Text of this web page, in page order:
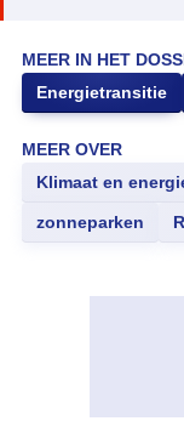
MEER IN HET
Energietransitie
MEER OVER
Klimaat en
zonneparken